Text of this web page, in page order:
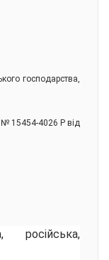
господарства,
15454-4026 Р від
російська,